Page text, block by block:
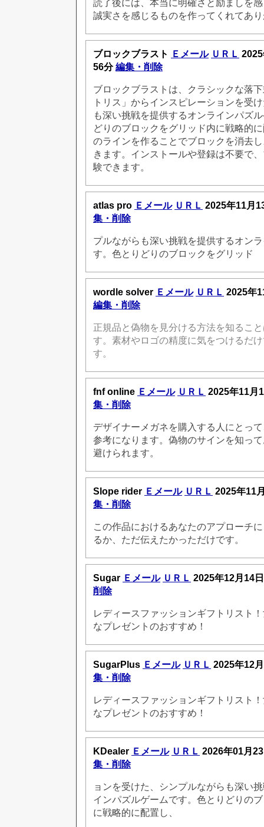
読了後には、本当に明確さと励ましを
誠実さを感じるものを作ってくれてあ
ブロックブラスト Ｅメール ＵＲＬ
56分編集・削除
ブロックブラストは、クラシックな落
トリス」からインスピレーションを受
も深い挑戦を提供するオンラインパズ
どりのブロックをグリッド内に戦略的
のラインを作ることでブロックを消去
きます。インストールや登録は不要で
験できます。
atlas pro Ｅメール ＵＲＬ 2025年11月
集・削除
プルながらも深い挑戦を提供するオン
す。色とりどりのブロックをグリッド
wordle solver Ｅメール ＵＲＬ 2025年
編集・削除
正規品と偽物を見分ける方法を知るこ
す。素材やロゴの精度に気をつけるだ
す。
fnf online Ｅメール ＵＲＬ 2025年11月
集・削除
デザイナーメガネを購入する人にとっ
参考になります。偽物のサインを知っ
避けられます。
Slope rider Ｅメール ＵＲＬ 2025年11
集・削除
この作品におけるあなたのアプローチ
るか、ただ伝えたかっただけです。
Sugar Ｅメール ＵＲＬ 2025年12月14
削除
レディースファッションギフトリスト
なプレゼントのおすすめ！
SugarPlus Ｅメール ＵＲＬ 2025年12
集・削除
レディースファッションギフトリスト
なプレゼントのおすすめ！
KDealer Ｅメール ＵＲＬ 2026年01月
集・削除
ョンを受けた、シンプルながらも深い
インパズルゲームです。色とりどりの
に戦略的に配置し、